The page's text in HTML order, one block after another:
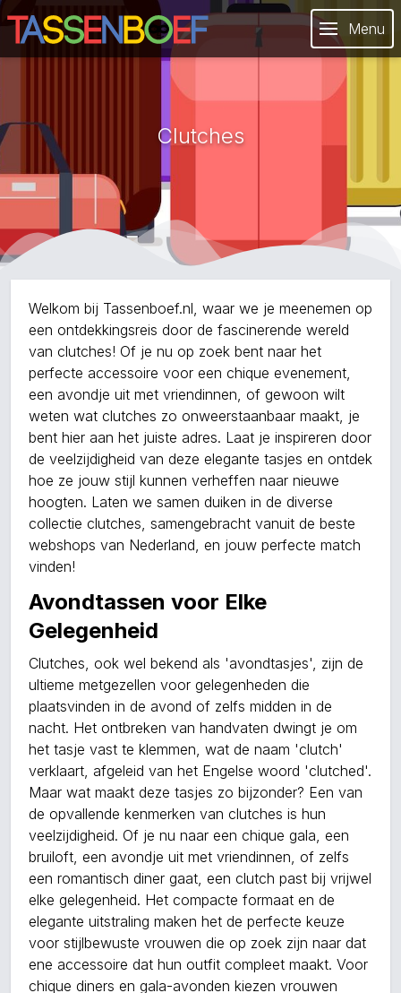
Menu
Clutches
Welkom bij Tassenboef.nl, waar we je meenemen op
een ontdekkingsreis door de fascinerende wereld
van clutches! Of je nu op zoek bent naar het
perfecte accessoire voor een chique evenement,
een avondje uit met vriendinnen, of gewoon wilt
weten wat clutches zo onweerstaanbaar maakt, je
bent hier aan het juiste adres. Laat je inspireren door
de veelzijdigheid van deze elegante tasjes en ontdek
hoe ze jouw stijl kunnen verheffen naar nieuwe
hoogten. Laten we samen duiken in de diverse
collectie clutches, samengebracht vanuit de beste
webshops van Nederland, en jouw perfecte match
vinden!
Avondtassen voor Elke
Gelegenheid
Clutches, ook wel bekend als 'avondtasjes', zijn de
ultieme metgezellen voor gelegenheden die
plaatsvinden in de avond of zelfs midden in de
nacht. Het ontbreken van handvaten dwingt je om
het tasje vast te klemmen, wat de naam 'clutch'
verklaart, afgeleid van het Engelse woord 'clutched'.
Maar wat maakt deze tasjes zo bijzonder? Een van
de opvallende kenmerken van clutches is hun
veelzijdigheid. Of je nu naar een chique gala, een
bruiloft, een avondje uit met vriendinnen, of zelfs
een romantisch diner gaat, een clutch past bij vrijwel
elke gelegenheid. Het compacte formaat en de
elegante uitstraling maken het de perfecte keuze
voor stijlbewuste vrouwen die op zoek zijn naar dat
ene accessoire dat hun outfit compleet maakt. Voor
chique diners en gala-avonden kiezen vrouwen